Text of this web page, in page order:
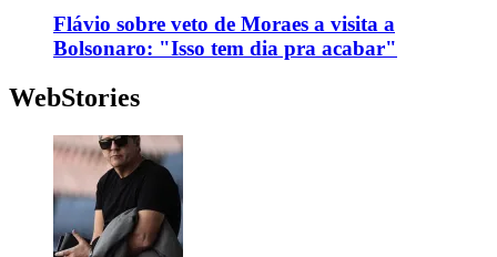
Flávio sobre veto de Moraes a visita a
Bolsonaro: "Isso tem dia pra acabar"
WebStories